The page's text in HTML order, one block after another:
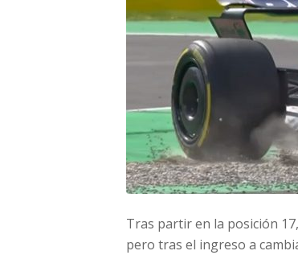
Tras partir en la posición
pero tras el ingreso a